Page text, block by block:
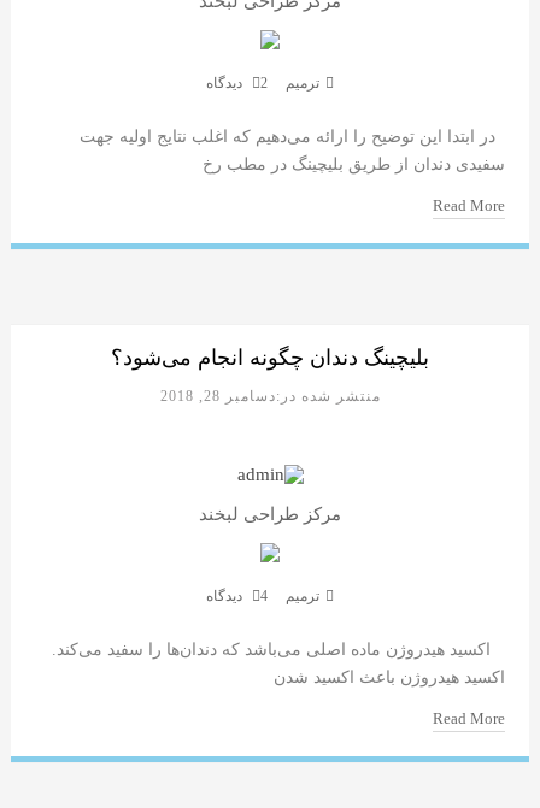
ترمیم 2 دیدگاه
در ابتدا این توضیح را ارائه می‌دهیم که اغلب نتایج اولیه جهت
سفیدی دندان از طریق بلیچینگ در مطب رخ
Read More
بلیچینگ دندان چگونه انجام می‌شود؟
منتشر شده در:دسامبر 28, 2018
مرکز طراحی لبخند
ترمیم 4 دیدگاه
اکسید هیدروژن ماده اصلی می‌باشد که دندان‌ها را سفید می‌کند.
اکسید هیدروژن باعث اکسید شدن
Read More